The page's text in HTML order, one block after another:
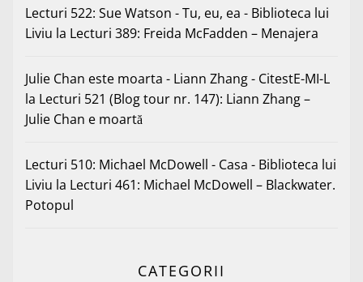
Lecturi 522: Sue Watson - Tu, eu, ea - Biblioteca lui
Liviu la Lecturi 389: Freida McFadden – Menajera
Julie Chan este moarta - Liann Zhang - CitestE-MI-L
la Lecturi 521 (Blog tour nr. 147): Liann Zhang –
Julie Chan e moartă
Lecturi 510: Michael McDowell - Casa - Biblioteca lui
Liviu la Lecturi 461: Michael McDowell – Blackwater.
Potopul
CATEGORII